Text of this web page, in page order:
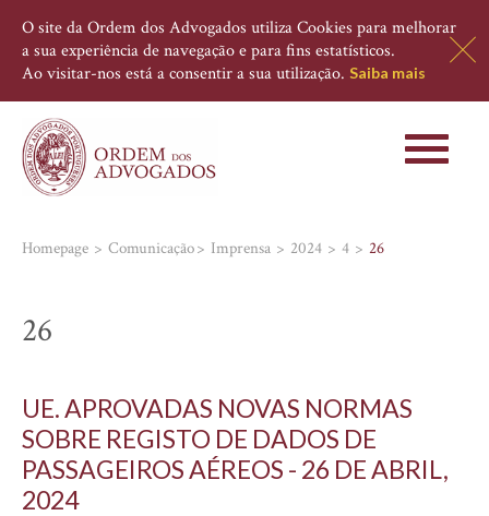
O site da Ordem dos Advogados utiliza Cookies para melhorar
a sua experiência de navegação e para fins estatísticos.
Ao visitar-nos está a consentir a sua utilização. Saiba mais
Toggle
Homepage Comunicação Imprensa 2024 4 26
26
UE. APROVADAS NOVAS NORMAS
SOBRE REGISTO DE DADOS DE
PASSAGEIROS AÉREOS - 26 DE ABRIL,
2024